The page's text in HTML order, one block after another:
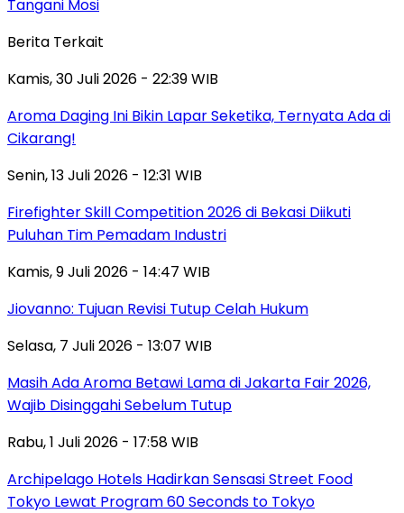
Tangani Mosi
Berita Terkait
Kamis, 30 Juli 2026 - 22:39 WIB
Aroma Daging Ini Bikin Lapar Seketika, Ternyata Ada di
Cikarang!
Senin, 13 Juli 2026 - 12:31 WIB
Firefighter Skill Competition 2026 di Bekasi Diikuti
Puluhan Tim Pemadam Industri
Kamis, 9 Juli 2026 - 14:47 WIB
Jiovanno: Tujuan Revisi Tutup Celah Hukum
Selasa, 7 Juli 2026 - 13:07 WIB
Masih Ada Aroma Betawi Lama di Jakarta Fair 2026,
Wajib Disinggahi Sebelum Tutup
Rabu, 1 Juli 2026 - 17:58 WIB
Archipelago Hotels Hadirkan Sensasi Street Food
Tokyo Lewat Program 60 Seconds to Tokyo